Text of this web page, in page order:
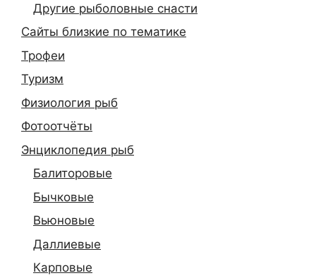
Другие рыболовные снасти
Сайты близкие по тематике
Трофеи
Туризм
Физиология рыб
Фотоотчёты
Энциклопедия рыб
Балиторовые
Бычковые
Вьюновые
Даллиевые
Карповые